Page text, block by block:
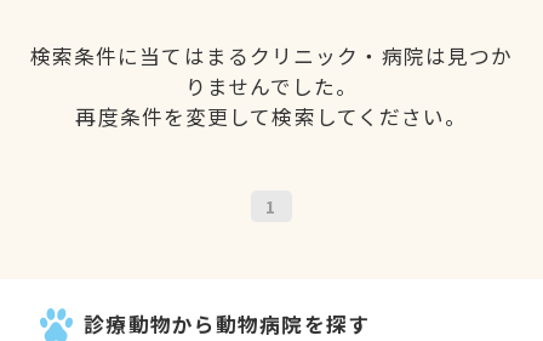
検索条件に当てはまるクリニック・病院は見つか
りませんでした。
再度条件を変更して検索してください。
1
診療動物から動物病院を探す